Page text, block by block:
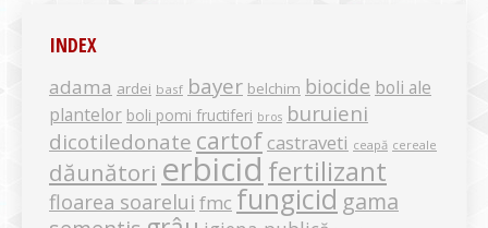
INDEX
adama ardei basf bayer belchim biocide boli ale
plantelor boli pomi fructiferi bros buruieni
dicotiledonate cartof castraveti ceapă cereale
dăunători erbicid fertilizant
floarea soarelui fmc fungicid gama